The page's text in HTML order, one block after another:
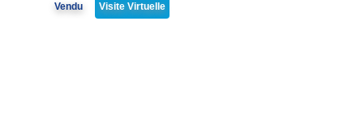
Vendu Visite Virtuelle